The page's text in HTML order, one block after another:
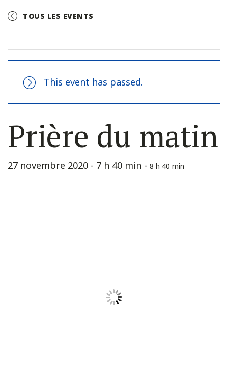
TOUS LES EVENTS
This event has passed.
Prière du matin
27 novembre 2020 - 7 h 40 min - 8 h 40 min